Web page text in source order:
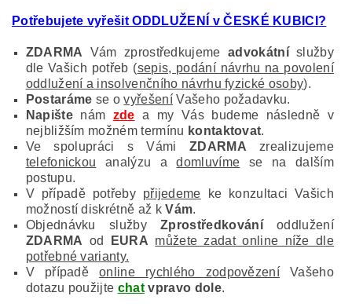
Potřebujete vyřešit ODDLUŽENÍ v ČESKÉ KUBICI?
ZDARMA Vám zprostředkujeme advokátníslužby
dle Vašich potřeb (sepis, podání návrhu na povolení
oddlužení a insolvenčního návrhu fyzické osoby).
Postaráme se ovyřešeníVašeho požadavku.
Napištenám zde a my Vás budeme následně v
nejbližším možném termínu kontaktovat.
Ve spolupráci s Vámi ZDARMA zrealizujeme
telefonickou analýzu adomluvíme se na dalším
postupu.
V případě potřeby přijedeme ke konzultaci Vašich
možností diskrétně až kVám.
Objednávku služby
Zprostředkováníoddlužení
ZDARMA od EURA můžete zadat online níže dle
potřebné varianty.
V případěonline rychlého zodpovězení Vašeho
dotazu použijte chatvpravo dole.